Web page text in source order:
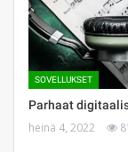
SOVELLUKSET
Parhaat
heinä 4, 2022